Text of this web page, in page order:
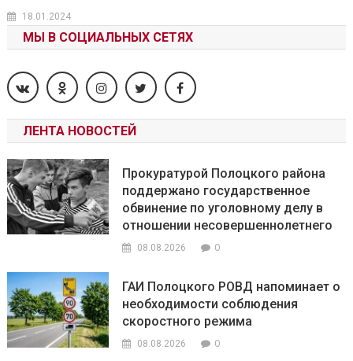
18.01.2024
МЫ В СОЦИАЛЬНЫХ СЕТЯХ
ЛЕНТА НОВОСТЕЙ
Прокуратурой Полоцкого района
поддержано государственное
обвинение по уголовному делу в
отношении несовершеннолетнего
08.08.2026 0
ГАИ Полоцкого РОВД напоминает о
необходимости соблюдения
скоростного режима
08.08.2026 0